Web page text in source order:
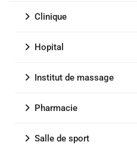
Clinique
Hopital
Institut de massage
Pharmacie
Salle de sport